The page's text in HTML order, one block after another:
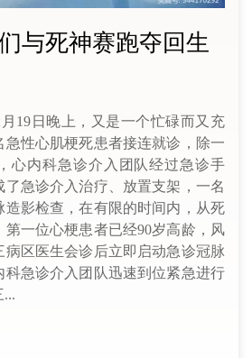
与死神赛跑夺回生
19日晚上，又是一个忙碌而又充
急性心肌梗死患者接连就诊，除一
心内科急诊介入团队经过急诊手
急诊介入治疗、放置支架，一名
造影检查，在有限的时间内，从死
一位心梗患者已经90岁高龄，风
病区医生会诊后立即启动急诊冠脉
科急诊介入团队迅速到位紧急进行
...